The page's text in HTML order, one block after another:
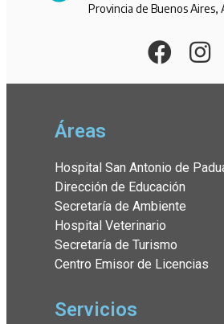
Provincia de Buenos Aires,
Áreas
Hospital San Antonio de
Dirección de Educación
Secretaría de Ambiente
Hospital Veterinario
Secretaría de Turismo
Centro Emisor de Licencias
Servicios